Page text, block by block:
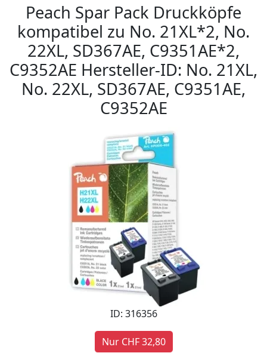
Peach Spar Pack Druckköpfe
kompatibel zu No. 21XL*2, No.
22XL, SD367AE, C9351AE*2,
C9352AE Hersteller-ID: No. 21XL,
No. 22XL, SD367AE, C9351AE,
C9352AE
ID: 316356
Nur CHF 32,80